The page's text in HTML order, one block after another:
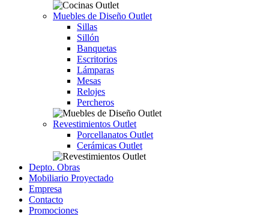
Muebles de Diseño Outlet
Sillas
Sillón
Banquetas
Escritorios
Lámparas
Mesas
Relojes
Percheros
Revestimientos Outlet
Porcellanatos Outlet
Cerámicas Outlet
Depto. Obras
Mobiliario Proyectado
Empresa
Contacto
Promociones